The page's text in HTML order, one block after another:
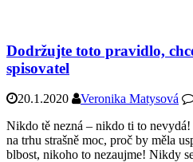
Dodržujte toto pravidlo,
spisovatel
20.1.2020 Veronika Matysová
Nikdo tě nezná – nikdo ti to
na trhu strašně moc, proč by měla
blbost, nikoho to nezaujme! Nikdy